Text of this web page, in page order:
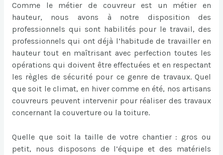
Comme le métier de couvreur est un métier en
hauteur, nous avons à notre disposition des
professionnels qui sont habilités pour le travail, des
professionnels qui ont déjà l’habitude de travailler en
hauteur tout en maîtrisant avec perfection toutes les
opérations qui doivent être effectuées et en respectant
les règles de sécurité pour ce genre de travaux. Quel
que soit le climat, en hiver comme en été, nos artisans
couvreurs peuvent intervenir pour réaliser des travaux
concernant la couverture ou la toiture.
Quelle que soit la taille de votre chantier : gros ou
petit, nous disposons de l’équipe et des matériels